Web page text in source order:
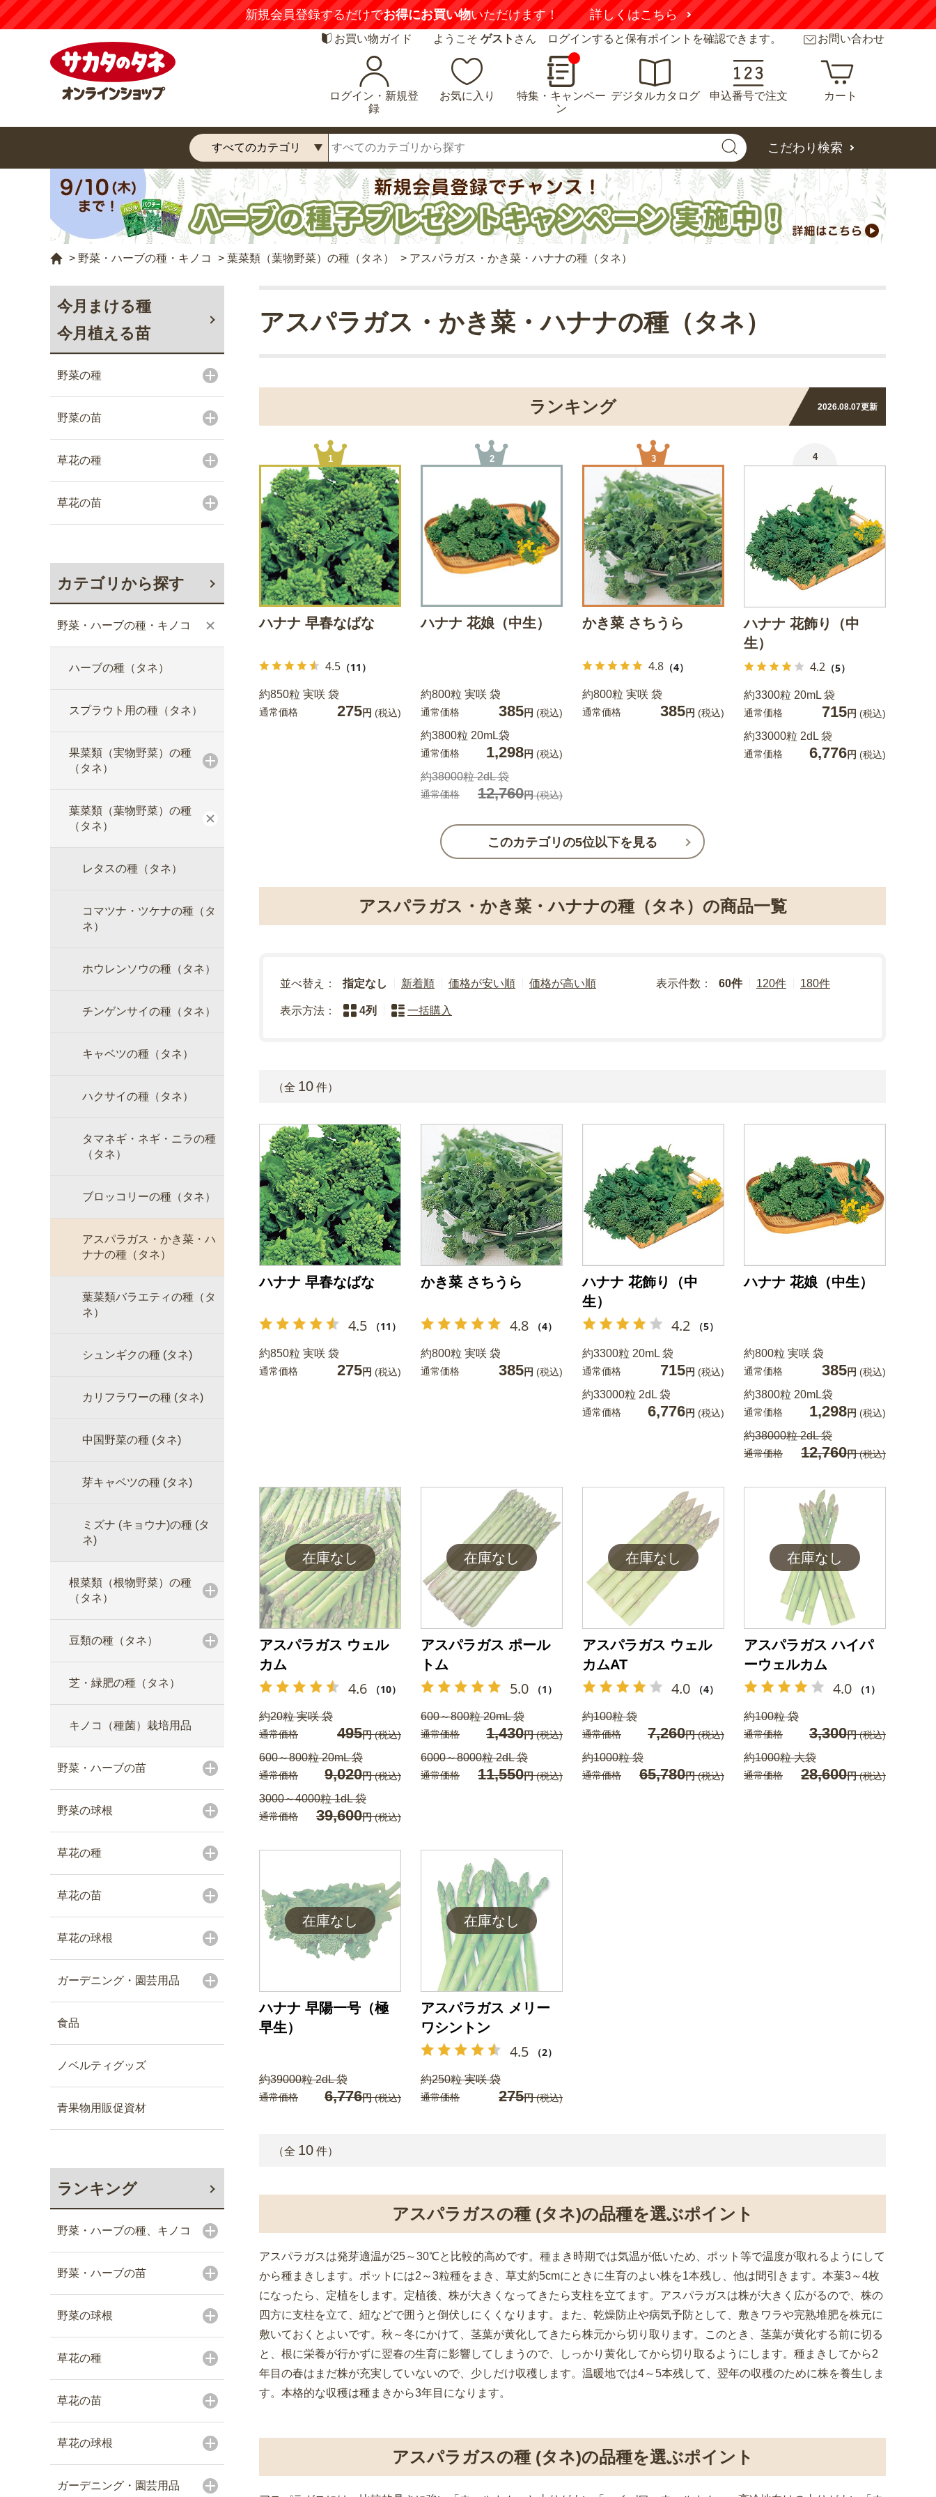
新規会員登録するだけでお得にお買い物いただけます！ 詳しくはこちら
お買い物ガイド ようこそ ゲスト さん ログインすると保有ポイントを確認できます。 お問い合わせ
ログイン・新規登
録
お気に入り
特集・キャンペー
ン
デジタルカタログ 申込番号で注文 カート
こだわり検索
> 野菜・ハーブの種・キノコ > 葉菜類（葉物野菜）の種（タネ） > アスパラガス・かき菜・ハナナの種（タネ）
今月まける種
今月植える苗
野菜の種
野菜の苗
草花の種
草花の苗
カテゴリから探す
野菜・ハーブの種・キノコ
ハーブの種（タネ）
スプラウト用の種（タネ）
果菜類（実物野菜）の種
（タネ）
葉菜類（葉物野菜）の種
（タネ）
レタスの種（タネ）
コマツナ・ツケナの種（タ
ネ）
ホウレンソウの種（タネ）
チンゲンサイの種（タネ）
キャベツの種（タネ）
ハクサイの種（タネ）
タマネギ・ネギ・ニラの種
（タネ）
ブロッコリーの種（タネ）
アスパラガス・かき菜・ハ
ナナの種（タネ）
葉菜類バラエティの種（タ
ネ）
シュンギクの種 (タネ)
カリフラワーの種 (タネ)
中国野菜の種 (タネ)
芽キャベツの種 (タネ)
ミズナ (キョウナ)の種 (タ
ネ)
根菜類（根物野菜）の種
（タネ）
豆類の種（タネ）
芝・緑肥の種（タネ）
キノコ（種菌）栽培用品
野菜・ハーブの苗
野菜の球根
草花の種
草花の苗
草花の球根
ガーデニング・園芸用品
食品
ノベルティグッズ
青果物用販促資材
ランキング
野菜・ハーブの種、キノコ
野菜・ハーブの苗
野菜の球根
草花の種
草花の苗
草花の球根
ガーデニング・園芸用品
アスパラガス・かき菜・ハナナの種（タネ）
ランキング 2026.08.07更新
1
ハナナ 早春なばな
4.5 （11）
約850粒 実咲 袋
通常価格 275円 (税込)
2
ハナナ 花娘（中生）
約800粒 実咲 袋
通常価格 385円 (税込)
約3800粒 20mL袋
通常価格 1,298円 (税込)
約38000粒 2dL 袋
通常価格 12,760円(税込)
3
かき菜 さちうら
4.8 （4）
約800粒 実咲 袋
通常価格 385円 (税込)
4
ハナナ 花飾り（中
生）
4.2 （5）
約3300粒 20mL 袋
通常価格 715円 (税込)
約33000粒 2dL 袋
通常価格 6,776円 (税込)
このカテゴリの5位以下を見る
アスパラガス・かき菜・ハナナの種（タネ）の商品一覧
並べ替え： 指定なし 新着順 価格が安い順 価格が高い順 表示件数： 60件 120件 180件
表示方法： 4列 一括購入
（全 10 件）
ハナナ 早春なばな
4.5 （11）
約850粒 実咲 袋
通常価格 275円 (税込)
かき菜 さちうら
4.8 （4）
約800粒 実咲 袋
通常価格 385円 (税込)
ハナナ 花飾り（中
生）
4.2 （5）
約3300粒 20mL 袋
通常価格 715円 (税込)
約33000粒 2dL 袋
通常価格 6,776円 (税込)
ハナナ 花娘（中生）
約800粒 実咲 袋
通常価格 385円 (税込)
約3800粒 20mL袋
通常価格 1,298円 (税込)
約38000粒 2dL 袋
通常価格 12,760円(税込)
アスパラガス ウェル
カム
4.6 （10）
約20粒 実咲 袋
通常価格 495円(税込)
600～800粒 20mL 袋
通常価格 9,020円(税込)
3000～4000粒 1dL 袋
通常価格 39,600円(税込)
アスパラガス ポール
トム
5.0 （1）
600～800粒 20mL 袋
通常価格 1,430円(税込)
6000～8000粒 2dL 袋
通常価格 11,550円(税込)
アスパラガス ウェル
カムAT
4.0 （4）
約100粒 袋
通常価格 7,260円(税込)
約1000粒 袋
通常価格 65,780円(税込)
アスパラガス ハイパ
ーウェルカム
4.0 （1）
約100粒 袋
通常価格 3,300円(税込)
約1000粒 大袋
通常価格 28,600円(税込)
ハナナ 早陽一号（極
早生）
約39000粒 2dL 袋
通常価格 6,776円(税込)
アスパラガス メリー
ワシントン
4.5 （2）
約250粒 実咲 袋
通常価格 275円(税込)
（全 10 件）
アスパラガスの種 (タネ)の品種を選ぶポイント
アスパラガスは発芽適温が25～30℃と比較的高めです。種まき時期では気温が低いため、ポット等で温度が取れるようにして
から種まきします。ポットには2～3粒種をまき、草丈約5cmにときに生育のよい株を1本残し、他は間引きます。本葉3～4枚
になったら、定植をします。定植後、株が大きくなってきたら支柱を立てます。アスパラガスは株が大きく広がるので、株の
四方に支柱を立て、紐などで囲うと倒伏しにくくなります。また、乾燥防止や病気予防として、敷きワラや完熟堆肥を株元に
敷いておくとよいです。秋～冬にかけて、茎葉が黄化してきたら株元から切り取ります。このとき、茎葉が黄化する前に切る
と、根に栄養が行かずに翌春の生育に影響してしまうので、しっかり黄化してから切り取るようにします。種まきしてから2
年目の春はまだ株が充実していないので、少しだけ収穫します。温暖地では4～5本残して、翌年の収穫のために株を養生しま
す。本格的な収穫は種まきから3年目になります。
アスパラガスの種 (タネ)の品種を選ぶポイント